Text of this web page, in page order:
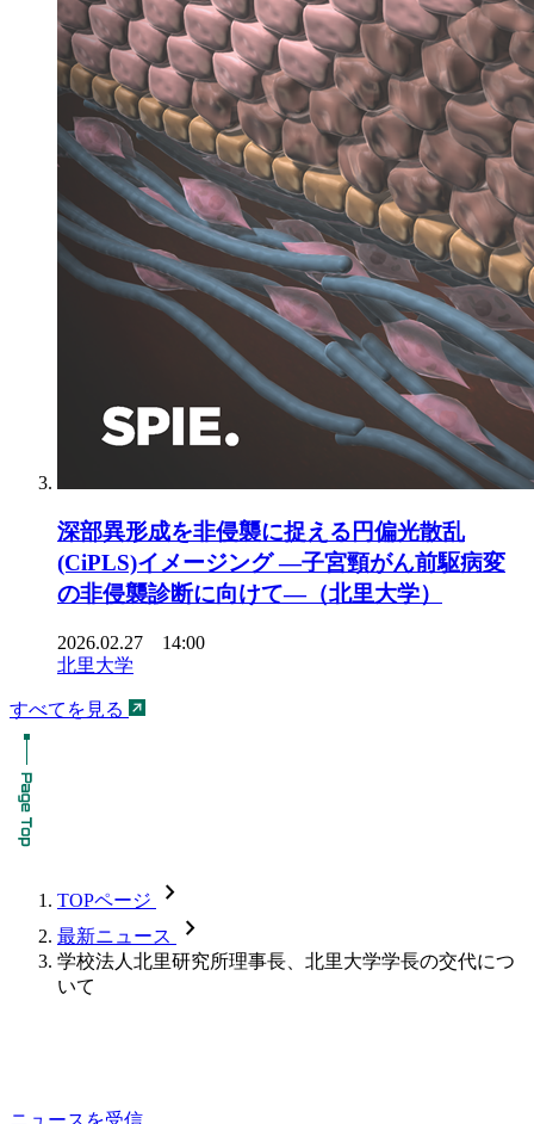
深部異形成を非侵襲に捉える円偏光散乱
(CiPLS)イメージング ―子宮頸がん前駆病変
の非侵襲診断に向けて―（北里大学）
2026.02.27 14:00
北里大学
すべてを見る
TOPページ chevron_forward
最新ニュース chevron_forward
学校法人北里研究所理事長、北里大学学長の交代につ
いて